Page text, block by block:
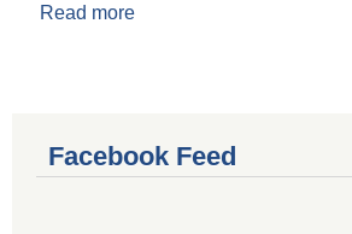
Read more
Facebook Feed